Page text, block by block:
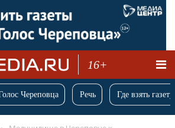
16+
Череповца Речь Где взять